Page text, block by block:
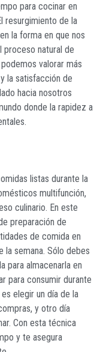
para cocinar en
resurgimiento de la
la forma en que nos
proceso natural de
valorar más
la satisfacción de
hacia nosotros
donde la rapidez a
listas durante la
multifunción,
culinario. En este
preparación de
de comida en
la semana. Sólo debes
para almacenarla en
para consumir durante
elegir un día de la
y otro día
Con esta técnica
y te asegura